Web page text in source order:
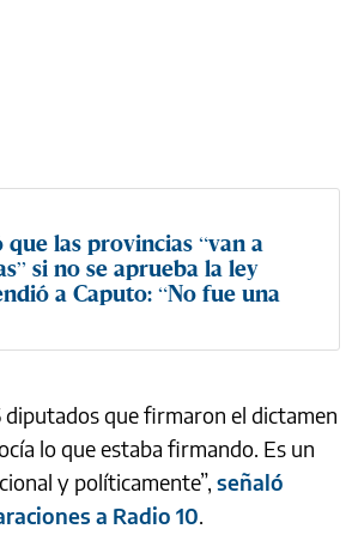
las provincias “van a
si no se aprueba la ley
a Caputo: “No fue una
diputados que firmaron el dictamen
lo que estaba firmando. Es un
y políticamente”, señaló
a Radio 10.